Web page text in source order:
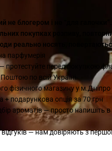
не блогером і не “для галочки”.
покупках розпиву,
реально носять
,
парфумерія
протестуйте перед покупкою
по всій Україні.
фізичного магазину у м.Дніпро
+ подарункова опція за 70 грн
ароматів — просто напишіть в
— нам довіряють з